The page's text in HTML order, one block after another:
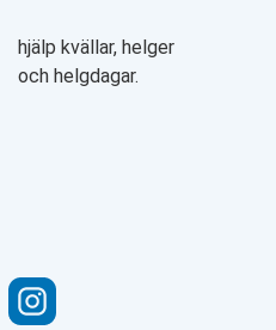
hjälp kvällar, helger
och helgdagar.